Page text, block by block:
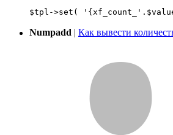
Numpadd Как вывести